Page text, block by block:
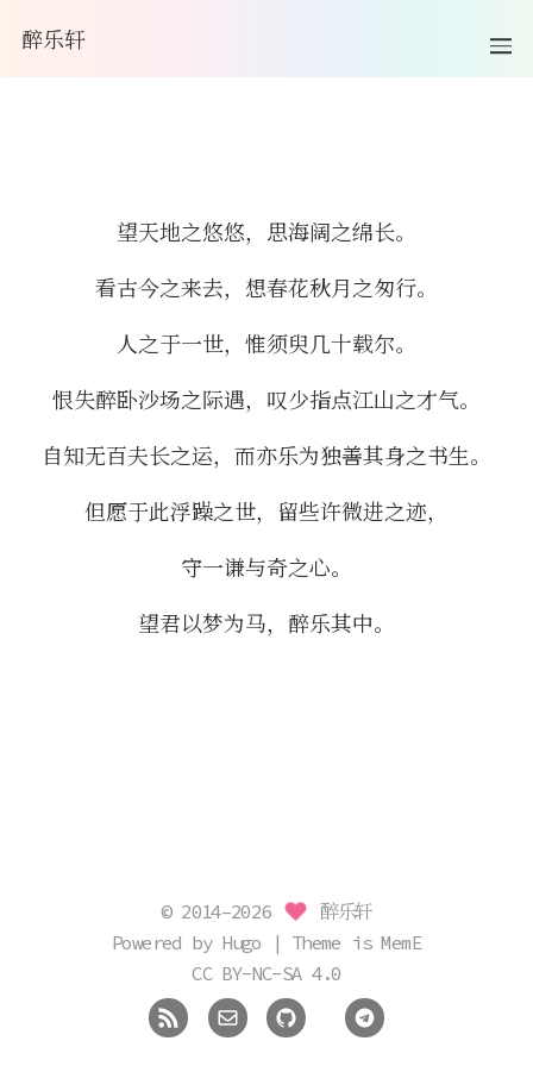
醉乐轩
望天地之悠悠，思海阔之绵长。
看古今之来去，想春花秋月之匆行。
人之于一世，惟须臾几十载尔。
恨失醉卧沙场之际遇，叹少指点江山之才气。
自知无百夫长之运，而亦乐为独善其身之书生。
但愿于此浮躁之世，留些许微进之迹，
守一谦与奇之心。
望君以梦为马，醉乐其中。
© 2014–2026
醉乐轩
Powered by Hugo | Theme isMemE
CC BY-NC-SA 4.0